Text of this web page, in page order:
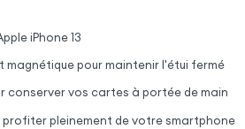
iPhone 13
magnétique pour maintenir l'étui fermé
vos cartes à portée de main
pleinement de votre smartphone